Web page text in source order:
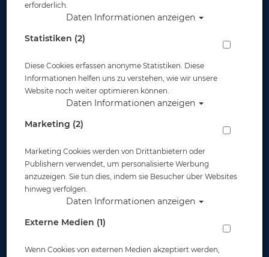
Mares Apnoeflosse Razor
Artikelnr.: mar-420402master
erforderlich.
Daten Informationen anzeigen
Statistiken (2)
Diese Cookies erfassen anonyme Statistiken. Diese
Informationen helfen uns zu verstehen, wie wir unsere
Website noch weiter optimieren können.
Daten Informationen anzeigen
Marketing (2)
Marketing Cookies werden von Drittanbietern oder
Publishern verwendet, um personalisierte Werbung
anzuzeigen. Sie tun dies, indem sie Besucher über Websites
hinweg verfolgen.
Daten Informationen anzeigen
Externe Medien (1)
Wenn Cookies von externen Medien akzeptiert werden,